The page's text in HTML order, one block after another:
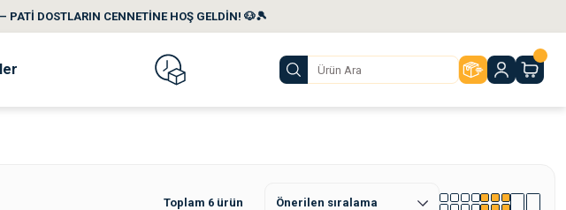
DOSTLARIN CENNETİNE HOŞ GELDİN! 🐶🎾
Toplam 6 ürün